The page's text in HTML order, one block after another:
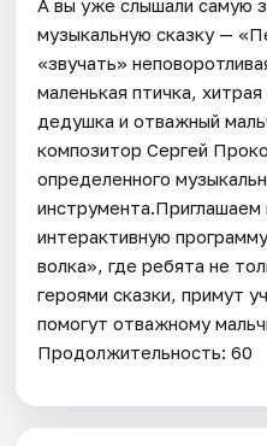
А вы уже слышали самую
музыкальную сказку —
«звучать»
маленькая птичка,
дедушка и отважный
композитор Сергей
определенного
интерактивную
волка», где ребята не
героями сказки, примут
помогут отважному
Продолжительность: 60